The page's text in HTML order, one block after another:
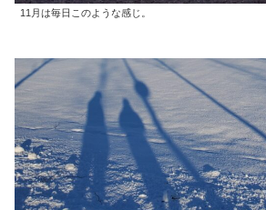
11月は毎日このような感じ。